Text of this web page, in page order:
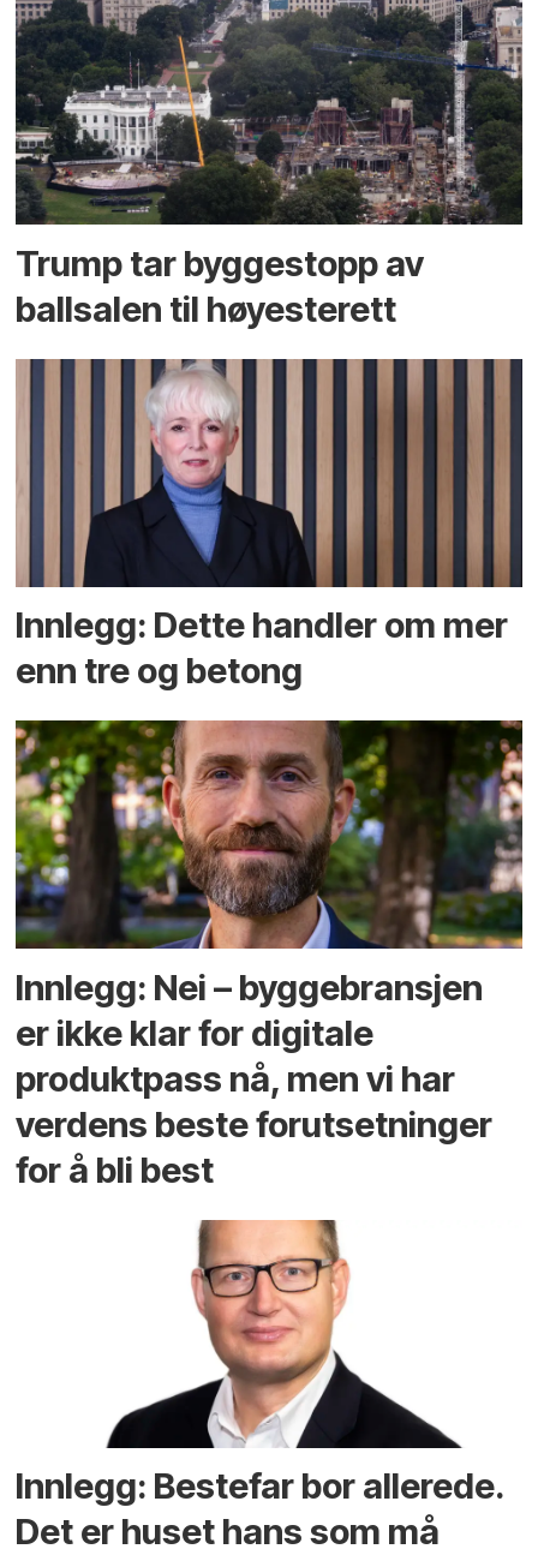
Trump tar byggestopp av
ballsalen til høyesterett
Innlegg: Dette handler om mer
enn tre og betong
Innlegg: Nei – byggebransjen
er ikke klar for digitale
produktpass nå, men vi har
verdens beste forutsetninger
for å bli best
Innlegg: Bestefar bor allerede.
Det er huset hans som må